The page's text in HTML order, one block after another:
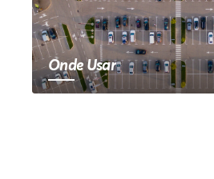
Onde Usar